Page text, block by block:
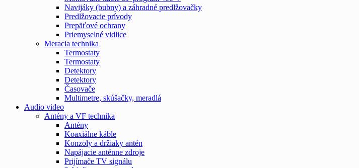
Navijáky (bubny) a záhradné predlžovačky
Predlžovacie prívody
Prepäťové ochrany
Priemyselné vidlice
Meracia technika
Termostaty
Termostaty
Detektory
Detektory
Časovače
Multimetre, skúšačky, meradlá
Audio video
Antény a VF technika
Antény
Koaxiálne káble
Konzoly a držiaky antén
Napájacie anténne zdroje
Prijímače TV signálu